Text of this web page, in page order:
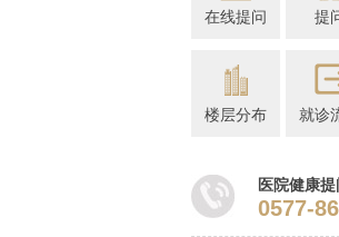
在线提问 提
楼层分布 就诊
医院健康
0577-